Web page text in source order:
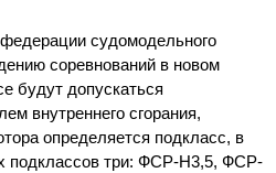
судомодельного
соревнований в новом
будут допускаться
внутреннего сгорания,
определяется подкласс, в
подклассов три: ФСР-Н3,5, ФСР-